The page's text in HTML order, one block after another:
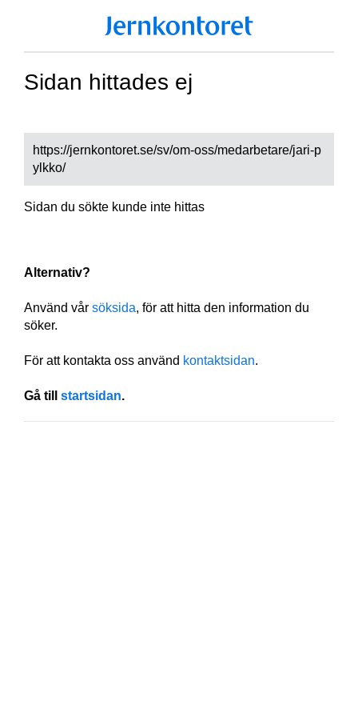
Sidan hittades ej
https://jernkontoret.se/sv/om-oss/medarbetare/jari-p
ylkko/
Sidan du sökte kunde inte hittas
Alternativ?
Använd vår söksida, för att hitta den information du
söker.
För att kontakta oss använd kontaktsidan.
Gå till startsidan.